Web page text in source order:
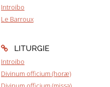
Introibo
Le Barroux
LITURGIE
Introibo
Divinum officium (horæ)